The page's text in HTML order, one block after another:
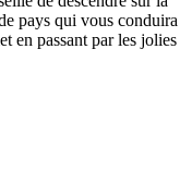
pays qui vous conduira
en passant par les jolies